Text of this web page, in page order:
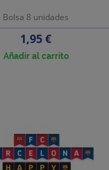
Bolsa 8 unidades
Precio
1,95 €
Añadir al carrito